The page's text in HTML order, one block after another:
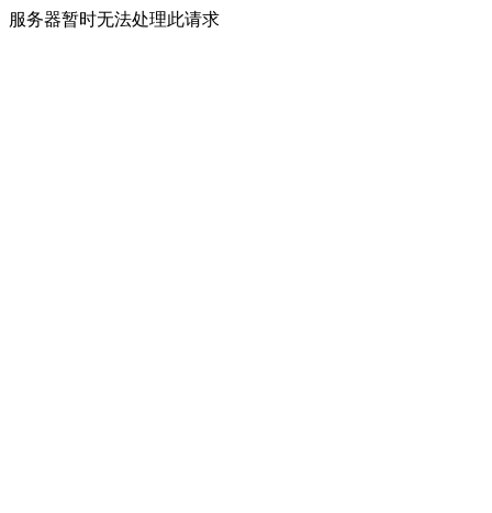
服务器暂时无法处理此请求